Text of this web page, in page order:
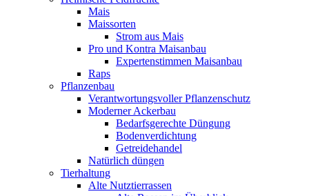
Mais
Maissorten
Strom aus Mais
Pro und Kontra Maisanbau
Expertenstimmen Maisanbau
Raps
Pflanzenbau
Verantwortungsvoller Pflanzenschutz
Moderner Ackerbau
Bedarfsgerechte Düngung
Bodenverdichtung
Getreidehandel
Natürlich düngen
Tierhaltung
Alte Nutztierrassen